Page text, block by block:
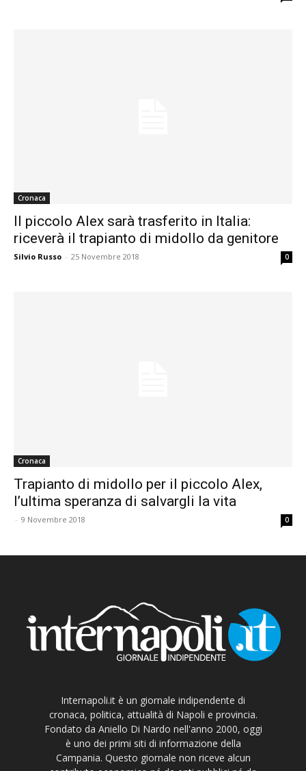
Cronaca
Il piccolo Alex sarà trasferito in Italia:
riceverà il trapianto di midollo da genitore
Silvio Russo - 25 Novembre 2018 0
Cronaca
Trapianto di midollo per il piccolo Alex,
l’ultima speranza di salvargli la vita
- 9 Novembre 2018 0
Internapoli.it è un giornale indipendente di
cronaca, politica, attualità di Napoli e provincia.
Fondato da Aniello Di Nardo nell'anno 2000, oggi
è uno dei primi siti di informazione della
Campania. Questo giornale non riceve alcun